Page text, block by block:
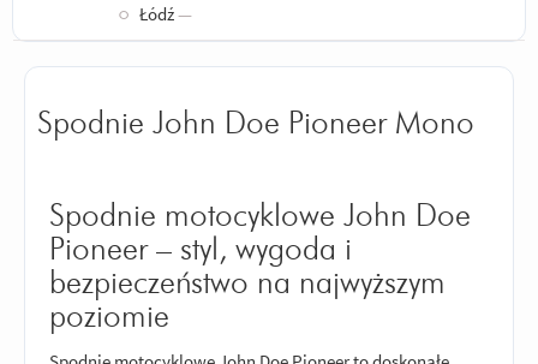
○ Łódź—
Spodnie John Doe Pioneer Mono
Spodnie motocyklowe John Doe
Pioneer – styl, wygoda i
bezpieczeństwo na najwyższym
poziomie